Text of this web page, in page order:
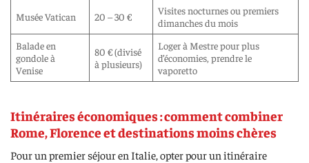
Musée Vatican 20 – 30 €
Visites nocturnes ou premiers
dimanches du mois
Balade en
gondole à
Venise
80 € (divisé
à plusieurs)
Loger à Mestre pour plus
d’économies, prendre le
vaporetto
Itinéraires économiques : comment combiner
Rome, Florence et destinations moins chères
Pour un premier séjour en Italie, opter pour un itinéraire